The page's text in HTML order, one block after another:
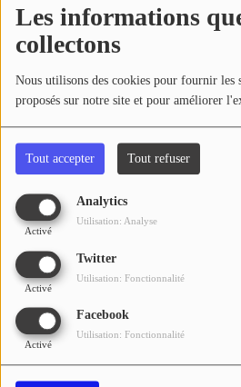
Les informations
collectons
Nous utilisons des cookies pour fournir les
proposés sur notre site et pour améliorer
Tout accepter Tout refuser
Analytics
Activé
Utilisation: Analyse
Twitter
Activé
Utilisation: Fonctionnalité
Facebook
Activé
Utilisation: Fonctionnalité
du sinistre sont limités dans la
l'établissement, n'occasionnant
technique ni de relogement au
habitations.
Voir aussi
En préparation de la visite du
Pape, le ciel de Lourdes
surveillé par deux drones
82